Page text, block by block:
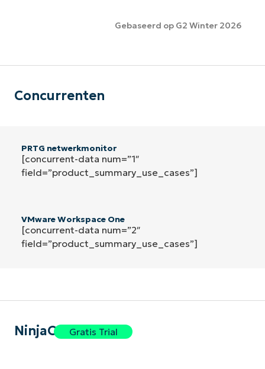
Gebaseerd op G2 Winter 2026
Concurrenten
PRTG netwerkmonitor
[concurrent-data num=”1″
field=”product_summary_use_cases”]
VMware Workspace One
[concurrent-data num=”2″
field=”product_summary_use_cases”]
NinjaOneGratis Trial